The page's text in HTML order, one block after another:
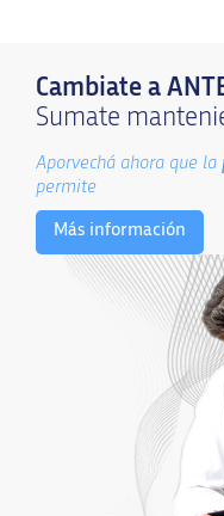
Cambiate a
Sumate
Aporvechá ahora que la
permite
Más información